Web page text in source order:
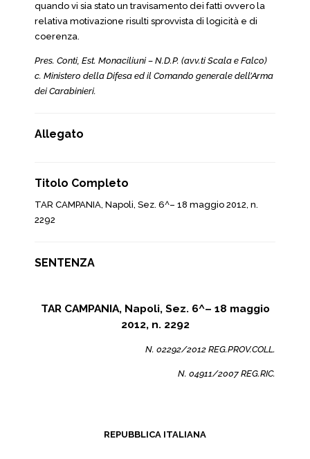
quando vi sia stato un travisamento dei fatti ovvero la
relativa motivazione risulti sprovvista di logicità e di
coerenza.
Pres. Conti, Est. Monaciliuni – N.D.P. (avv.ti Scala e Falco)
c. Ministero della Difesa ed il Comando generale dell’Arma
dei Carabinieri.
Allegato
Titolo Completo
TAR CAMPANIA, Napoli, Sez. 6^– 18 maggio 2012, n.
2292
SENTENZA
TAR CAMPANIA, Napoli, Sez. 6^– 18 maggio
2012, n. 2292
N. 02292/2012 REG.PROV.COLL.
N. 04911/2007 REG.RIC.
REPUBBLICA ITALIANA